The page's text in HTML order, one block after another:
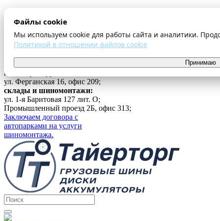
Файлы cookie
Мы используем cookie для работы сайта и аналитики.
Политикой в отношении файлов cookie
Принимаю
Оплата и доставка
Шиномонтаж
Контакты
...
г. Екатеринбург
ул. Ферганская 16, офис 209;
склады и шиномонтажи:
ул. 1-я Баритовая 127 лит. О;
Промышленный проезд 2Б, офис 313;
Заключаем договора с
автопарками на услуги
шиномонтажа.